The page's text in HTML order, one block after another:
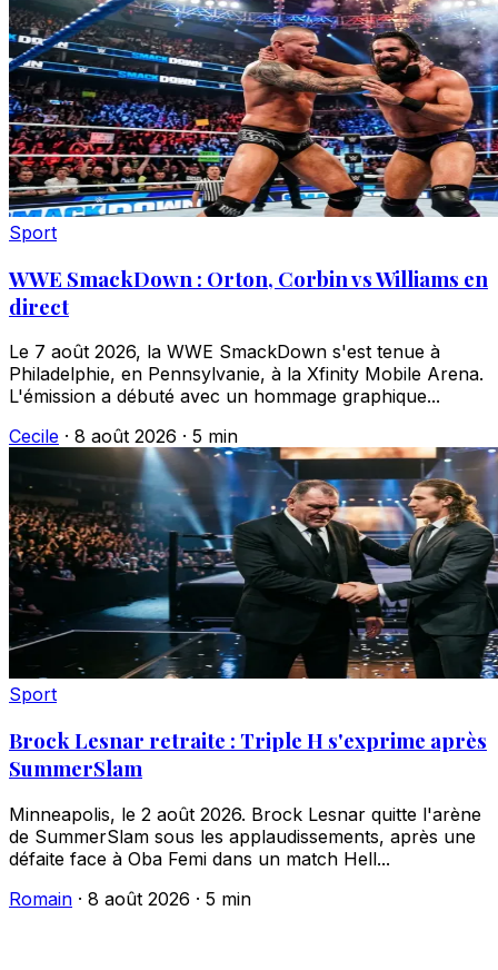
Sport
WWE SmackDown : Orton, Corbin vs Williams en
direct
Le 7 août 2026, la WWE SmackDown s'est tenue à
Philadelphie, en Pennsylvanie, à la Xfinity Mobile Arena.
L'émission a débuté avec un hommage graphique...
Cecile · 8 août 2026 · 5 min
Sport
Brock Lesnar retraite : Triple H s'exprime après
SummerSlam
Minneapolis, le 2 août 2026. Brock Lesnar quitte l'arène
de SummerSlam sous les applaudissements, après une
défaite face à Oba Femi dans un match Hell...
Romain · 8 août 2026 · 5 min